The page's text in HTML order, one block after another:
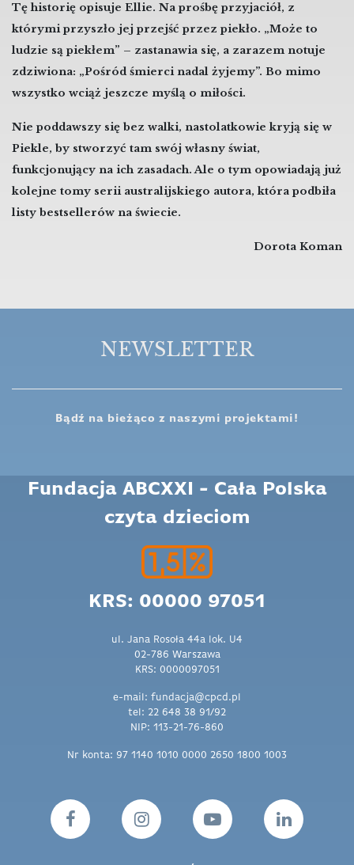
Tę historię opisuje Ellie. Na prośbę przyjaciół, z
którymi przyszło jej przejść przez piekło. „Może to
ludzie są piekłem” – zastanawia się, a zarazem notuje
zdziwiona: „Pośród śmierci nadal żyjemy”. Bo mimo
wszystko wciąż jeszcze myślą o miłości.
Nie poddawszy się bez walki, nastolatkowie kryją się w
Piekle, by stworzyć tam swój własny świat,
funkcjonujący na ich zasadach. Ale o tym opowiadają już
kolejne tomy serii australijskiego autora, która podbiła
listy bestsellerów na świecie.
Dorota Koman
NEWSLETTER
Bądź na bieżąco z naszymi projektami!
Fundacja ABCXXI - Cała Polska
czyta dzieciom
KRS: 00000 97051
ul. Jana Rosoła 44a lok. U4
02-786 Warszawa
KRS: 0000097051
e-mail: fundacja@cpcd.pl
tel: 22 648 38 91/92
NIP: 113-21-76-860
Nr konta: 97 1140 1010 0000 2650 1800 1003